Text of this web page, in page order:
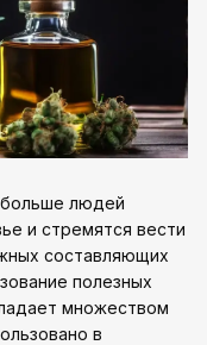
людей
и стремятся вести
составляющих
полезных
множеством
в